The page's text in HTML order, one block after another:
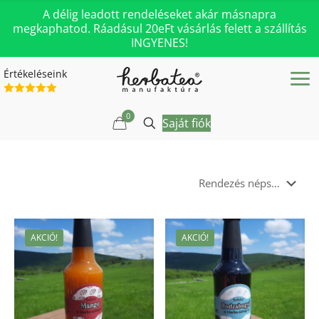
A délig leadott rendeléseket akár másnapra
megkaphatod. Ráadásul 20eFt vásárlás felett a szállítás
INGYENES!
Értékeléseink
0 Saját fiók
AKCIÓ! AKCIÓ!